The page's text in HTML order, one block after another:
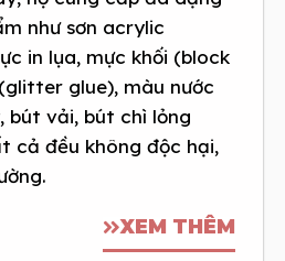
như sơn acrylic
in lụa, mực khối (block
glue), màu nước
bút vải, bút chì lỏng
cả đều không độc hại,
XEM THÊM